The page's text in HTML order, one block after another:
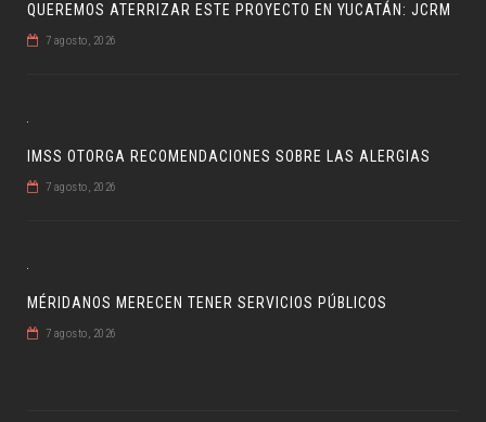
QUEREMOS ATERRIZAR ESTE PROYECTO EN YUCATÁN: JCRM
7 agosto, 2026
IMSS OTORGA RECOMENDACIONES SOBRE LAS ALERGIAS
7 agosto, 2026
MÉRIDANOS MERECEN TENER SERVICIOS PÚBLICOS
7 agosto, 2026